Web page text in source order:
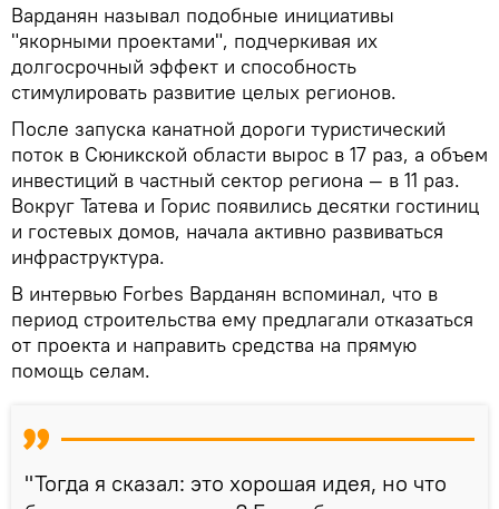
Варданян называл подобные инициативы
"якорными проектами", подчеркивая их
долгосрочный эффект и способность
стимулировать развитие целых регионов.
После запуска канатной дороги туристический
поток в Сюникской области вырос в 17 раз, а объем
инвестиций в частный сектор региона — в 11 раз.
Вокруг Татева и Горис появились десятки гостиниц
и гостевых домов, начала активно развиваться
инфраструктура.
В интервью Forbes Варданян вспоминал, что в
период строительства ему предлагали отказаться
от проекта и направить средства на прямую
помощь селам.
"Тогда я сказал: это хорошая идея, но что